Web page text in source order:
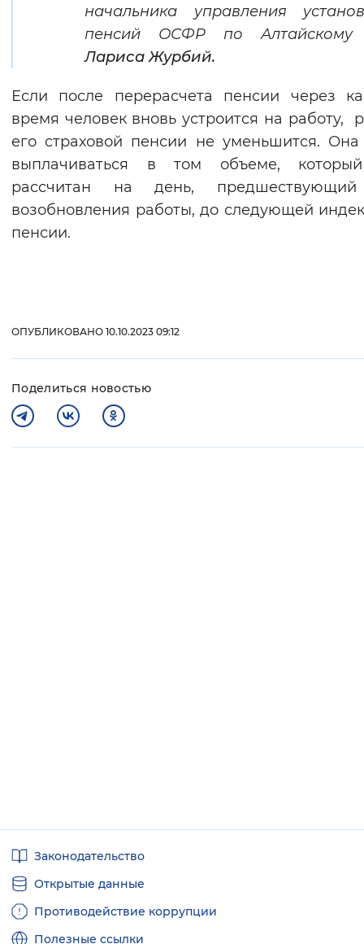
начальника управления
пенсий ОСФР по Алтайскому
Лариса Журбий.
Если после перерасчета пенсии через
время человек вновь устроится на работу,
его страховой пенсии не уменьшится. Она
выплачиваться в том объеме,
рассчитан на день,
возобновления работы, до следующей
пенсии.
ОПУБЛИКОВАНО 10.10.2023 09:12
Поделиться новостью
ссылкиЗаконодательство
Открытые данные
Противодействие коррупции
Полезные ссылки